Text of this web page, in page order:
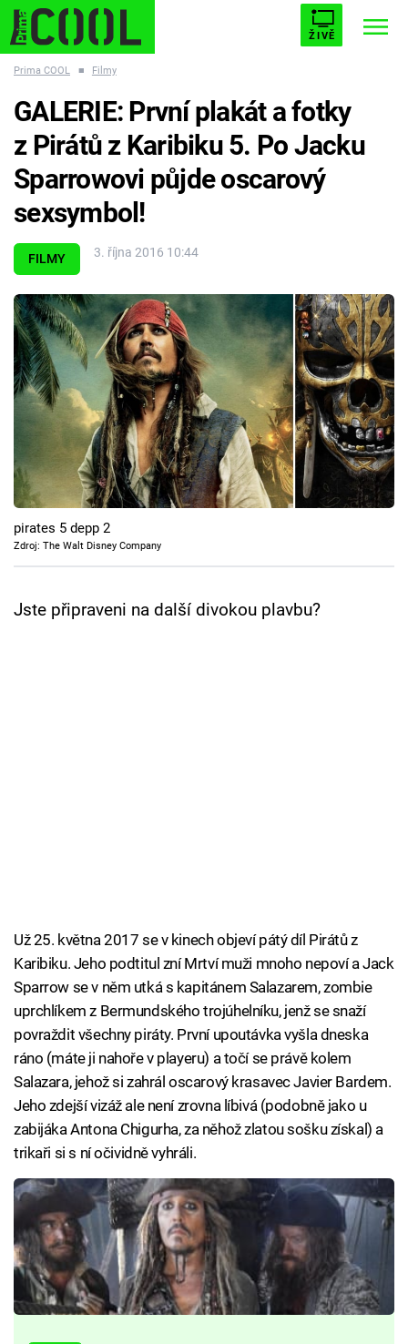
ŽIVĚ
ESCAPE PLNEJ KOTEL AVENGERS 5
Témata
Filmy
Seriály
Hry
Cool Esport
Pořady
Sledujte prima+
Přihlášení
Prima COOL ■ Filmy
FILMY 3. října 2016 10:44
GALERIE: První plakát a fotky
z Pirátů z Karibiku 5. Po Jacku
Sparrowovi půjde oscarový
sexsymbol!
pirates 5 depp 2
Zdroj: The Walt Disney Company
Jste připraveni na další divokou plavbu?
Už 25. května 2017 se v kinech objeví pátý díl Pirátů z
Karibiku. Jeho podtitul zní Mrtví muži mnoho nepoví a Jack
Sparrow se v něm utká s kapitánem Salazarem, zombie
uprchlíkem z Bermundského trojúhelníku, jenž se snaží
povraždit všechny piráty. První upoutávka vyšla dneska
ráno (máte ji nahoře v playeru) a točí se právě kolem
Salazara, jehož si zahrál oscarový krasavec Javier Bardem.
Jeho zdejší vizáž ale není zrovna líbivá (podobně jako u
zabijáka Antona Chigurha, za něhož zlatou sošku získal) a
trikaři si s ní očividně vyhráli.